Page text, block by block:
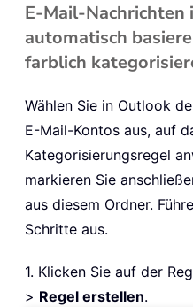
E-Mail-Nachrichten
automatisch
farblich
Wählen Sie in Outlook
E-Mail-Kontos aus, auf
Kategorisierungsregel
markieren Sie
aus diesem Ordner.
Schritte aus.
1. Klicken Sie auf der
> Regel erstellen.